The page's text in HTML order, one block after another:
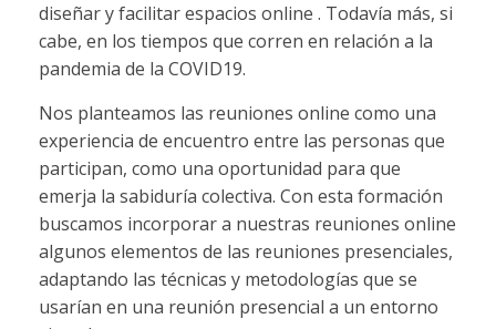
diseñar y facilitar espacios online . Todavía más, si
cabe, en los tiempos que corren en relación a la
pandemia de la COVID19.
Nos planteamos las reuniones online como una
experiencia de encuentro entre las personas que
participan, como una oportunidad para que
emerja la sabiduría colectiva. Con esta formación
buscamos incorporar a nuestras reuniones online
algunos elementos de las reuniones presenciales,
adaptando las técnicas y metodologías que se
usarían en una reunión presencial a un entorno